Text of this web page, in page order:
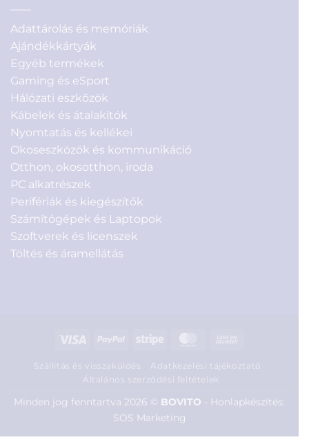
Adattárolás és memóriák
Ajándékkártyák
Egyéb termékek
Gaming és eSport
Hálózati eszközök
Kábelek és átalakítók
Nyomtatás és kellékei
Okoseszközök és kommunikáció
Otthon, okosotthon, iroda
PC alkatrészek
Perifériák és kiegészítők
Számítógépek és Laptopok
Szoftverek és licenszek
Töltés és áramellátás
Visa PayPal Stripe MasterCard
Delivery
Szállítás és visszaküldés
Adatkezelési tájékoztató
Általános szerződési feltételek
Minden jog fenntartva 2026 © BOVITO - Honlapkészítés:
SOS Marketing